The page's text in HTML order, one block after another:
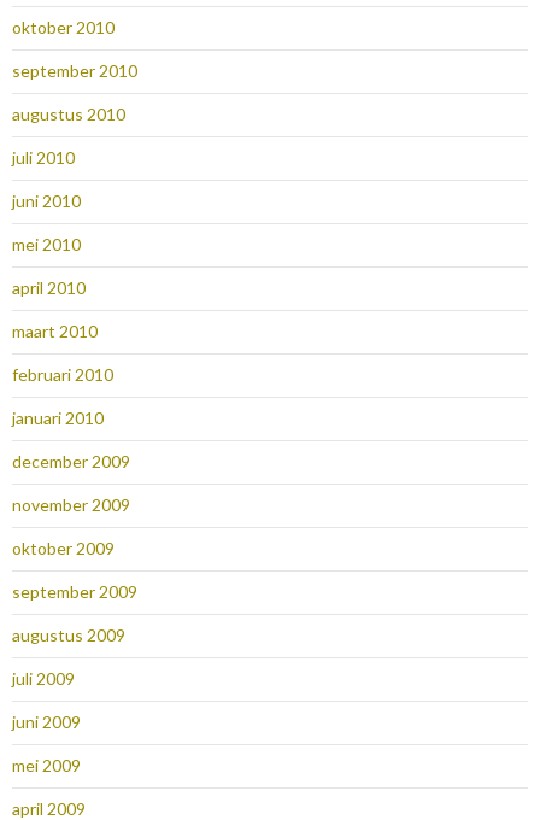
oktober 2010
september 2010
augustus 2010
juli 2010
juni 2010
mei 2010
april 2010
maart 2010
februari 2010
januari 2010
december 2009
november 2009
oktober 2009
september 2009
augustus 2009
juli 2009
juni 2009
mei 2009
april 2009